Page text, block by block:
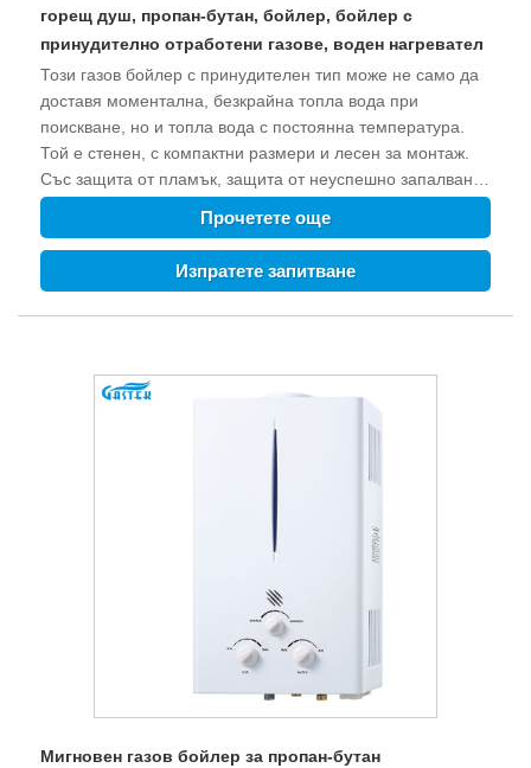
горещ душ, пропан-бутан, бойлер, бойлер с
принудително отработени газове, воден нагревател
Този газов бойлер с принудителен тип може не само да
доставя моментална, безкрайна топла вода при
поискване, но и топла вода с постоянна температура.
Той е стенен, с компактни размери и лесен за монтаж.
Със защита от пламък, защита от неуспешно запалване,
защита от замръзване, защита от прегряване и т.н. могат
да осигурят безопасността на семейството. Снимка на
продукта 1. Описание на продукта Този газов бойлер с
принудителен тип може не само да доставя
пламък, защита при неуспешно запалване, защита
срещу замръзване, защита от прегряване и т.н. могат да
осигурят безопасността на семейството. Снимка на
принудителен бойлер с отработени газове
Прочетете още
Изпратете запитване
Мигновен газов бойлер за пропан-бутан